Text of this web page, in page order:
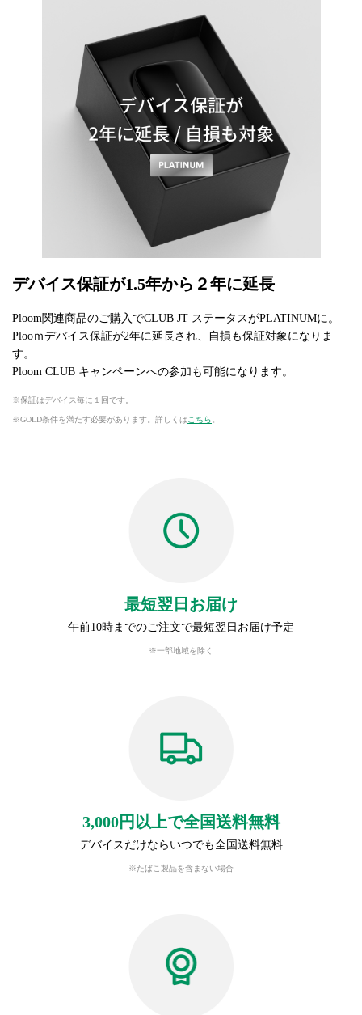
デバイス保証が1.5年から２年に延長
Ploom関連商品のご購入でCLUB JT ステータスがPLATINUMに。
Plooｍデバイス保証が2年に延長され、自損も保証対象になりま
す。
Ploom CLUB キャンペーンへの参加も可能になります。
保証はデバイス毎に１回です。
GOLD条件を満たす必要があります。詳しくはこちら。
最短翌日お届け
午前10時までのご注文で最短翌日お届け予定
※一部地域を除く
3,000円以上で全国送料無料
デバイスだけならいつでも全国送料無料
※たばこ製品を含まない場合